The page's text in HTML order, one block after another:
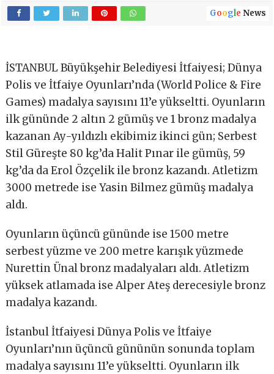
Google News
İSTANBUL Büyükşehir Belediyesi İtfaiyesi; Dünya
Polis ve İtfaiye Oyunları’nda (World Police & Fire
Games) madalya sayısını 11’e yükseltti. Oyunların
ilk gününde 2 altın 2 gümüş ve 1 bronz madalya
kazanan Ay-yıldızlı ekibimiz ikinci gün; Serbest
Stil Güreşte 80 kg’da Halit Pınar ile gümüş, 59
kg’da da Erol Özçelik ile bronz kazandı. Atletizm
3000 metrede ise Yasin Bilmez gümüş madalya
aldı.
Oyunların üçüncü gününde ise 1500 metre
serbest yüzme ve 200 metre karışık yüzmede
Nurettin Ünal bronz madalyaları aldı. Atletizm
yüksek atlamada ise Alper Ateş derecesiyle bronz
madalya kazandı.
İstanbul İtfaiyesi Dünya Polis ve İtfaiye
Oyunları’nın üçüncü gününün sonunda toplam
madalya sayısını 11’e yükseltti. Oyunların ilk